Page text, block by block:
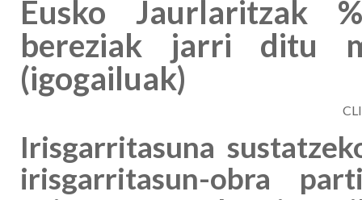
Eusko Jaurlaritzak
bereziak jarri ditu
(igogailuak)
Irisgarritasuna
irisgarritasun-obra